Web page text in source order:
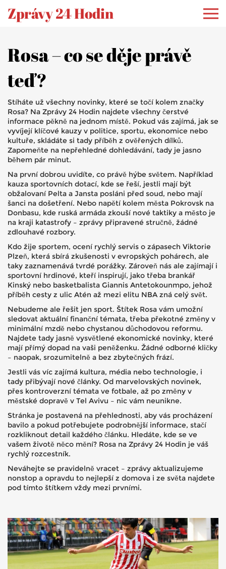
Zprávy 24 Hodin
Rosa – co se děje právě
teď?
Stíháte už všechny novinky, které se točí kolem značky
Rosa? Na Zprávy 24 Hodin najdete všechny čerstvé
informace pěkně na jednom místě. Pokud vás zajímá, jak se
vyvíjejí klíčové kauzy v politice, sportu, ekonomice nebo
kultuře, skládáte si tady příběh z ověřených dílků.
Zapomeňte na nepřehledné dohledávání, tady je jasno
během pár minut.
Na první dobrou uvidíte, co právě hýbe světem. Například
kauza sportovních dotací, kde se řeší, jestli mají být
obžalovaní Pelta a Jansta posláni před soud, nebo mají
šanci na došetření. Nebo napětí kolem města Pokrovsk na
Donbasu, kde ruská armáda zkouší nové taktiky a město je
na kraji katastrofy – zprávy připravené stručně, žádné
zdlouhavé rozbory.
Kdo žije sportem, ocení rychlý servis o zápasech Viktorie
Plzeň, která sbírá zkušenosti v evropských pohárech, ale
taky zaznamenává tvrdé porážky. Zároveň nás ale zajímají i
sportovní hrdinové, kteří inspirují, jako třeba brankář
Kinský nebo basketbalista Giannis Antetokounmpo, jehož
příběh cesty z ulic Atén až mezi elitu NBA zná celý svět.
Nebudeme ale řešit jen sport. Štítek Rosa vám umožní
sledovat aktuální finanční témata, třeba překotné změny v
minimální mzdě nebo chystanou důchodovou reformu.
Najdete tady jasně vysvětlené ekonomické novinky, které
mají přímý dopad na vaši peněženku. Žádné odborné kličky
– naopak, srozumitelně a bez zbytečných frází.
Jestli vás víc zajímá kultura, média nebo technologie, i
tady přibývají nové články. Od marvelovských novinek,
přes kontroverzní témata ve fotbale, až po změny v
městské dopravě v Tel Avivu – nic vám neunikne.
Stránka je postavená na přehlednosti, aby vás procházení
bavilo a pokud potřebujete podrobnější informace, stačí
rozkliknout detail každého článku. Hledáte, kde se ve
vašem životě něco mění? Rosa na Zprávy 24 Hodin je váš
rychlý rozcestník.
Neváhejte se pravidelně vracet – zprávy aktualizujeme
nonstop a opravdu to nejlepší z domova i ze světa najdete
pod tímto štítkem vždy mezi prvními.